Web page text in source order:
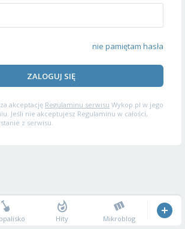
nie pamiętam hasła
ZALOGUJ SIĘ
akceptację Regulaminu serwisu Wykop.pl w jego
Jeśli nie akceptujesz Regulaminu w całości,
z serwisu.
Hity Mikroblog